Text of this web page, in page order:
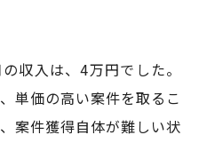
収入は、4万円でした。
単価の高い案件を取るこ
案件獲得自体が難しい状